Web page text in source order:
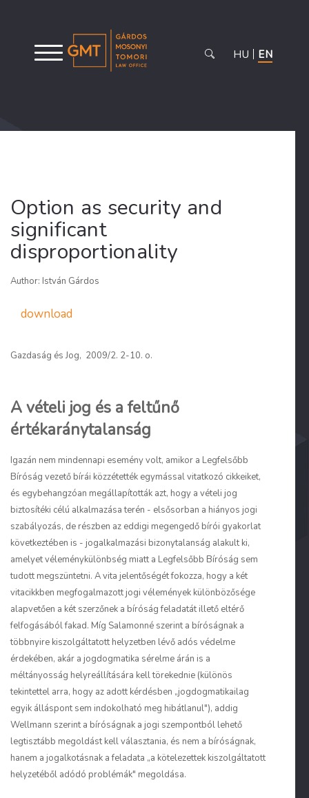
HU EN
Option as security and
significant
disproportionality
Author: István Gárdos
download
Gazdaság és Jog, 2009/2. 2-10. o.
A vételi jog és a feltűnő
értékaránytalanság
Igazán nem mindennapi esemény volt, amikor a Legfelsőbb
Bíróság vezető bírái közzétették egymással vitatkozó cikkeiket,
és egybehangzóan megállapították azt, hogy a vételi jog
biztosítéki célú alkalmazása terén - elsősorban a hiányos jogi
szabályozás, de részben az eddigi megengedő bírói gyakorlat
következtében is - jogalkalmazási bizonytalanság alakult ki,
amelyet véleménykülönbség miatt a Legfelsőbb Bíróság sem
tudott megszüntetni. A vita jelentőségét fokozza, hogy a két
vitacikkben megfogalmazott jogi vélemények különbözősége
alapvetően a két szerzőnek a bíróság feladatát illető eltérő
felfogásából fakad. Míg Salamonné szerint a bíróságnak a
többnyire kiszolgáltatott helyzetben lévő adós védelme
érdekében, akár a jogdogmatika sérelme árán is a
méltányosság helyreállítására kell törekednie (különös
tekintettel arra, hogy az adott kérdésben „jogdogmatikailag
egyik álláspont sem indokolható meg hibátlanul"), addig
Wellmann szerint a bíróságnak a jogi szempontból lehető
legtisztább megoldást kell választania, és nem a bíróságnak,
hanem a jogalkotásnak a feladata „a kötelezettek kiszolgáltatott
helyzetéből adódó problémák" megoldása.